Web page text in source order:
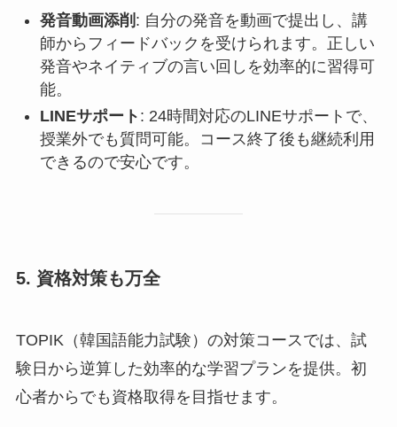
発音動画添削 : 自分の発音を動画で提出し、講
師からフィードバックを受けられます。正しい
発音やネイティブの言い回しを効率的に習得可
能。
LINEサポート : 24時間対応のLINEサポートで、
授業外でも質問可能。コース終了後も継続利用
できるので安心です。
5. 資格対策も万全
TOPIK（韓国語能力試験）の対策コースでは、試
験日から逆算した効率的な学習プランを提供。初
心者からでも資格取得を目指せます。